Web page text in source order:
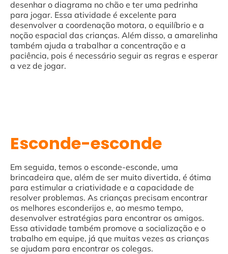
desenhar o diagrama no chão e ter uma pedrinha
para jogar. Essa atividade é excelente para
desenvolver a coordenação motora, o equilíbrio e a
noção espacial das crianças. Além disso, a amarelinha
também ajuda a trabalhar a concentração e a
paciência, pois é necessário seguir as regras e esperar
a vez de jogar.
Esconde-esconde
Em seguida, temos o esconde-esconde, uma
brincadeira que, além de ser muito divertida, é ótima
para estimular a criatividade e a capacidade de
resolver problemas. As crianças precisam encontrar
os melhores esconderijos e, ao mesmo tempo,
desenvolver estratégias para encontrar os amigos.
Essa atividade também promove a socialização e o
trabalho em equipe, já que muitas vezes as crianças
se ajudam para encontrar os colegas.